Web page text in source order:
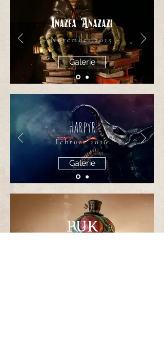
Inazea Anazazi
– November 2015 –
Galerie
Harpyr
– Februar 2016 –
Galerie
PUK